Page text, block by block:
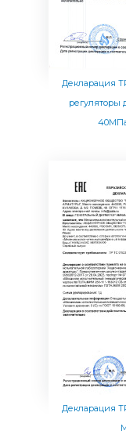
Декларация
регуляторы
Декларация